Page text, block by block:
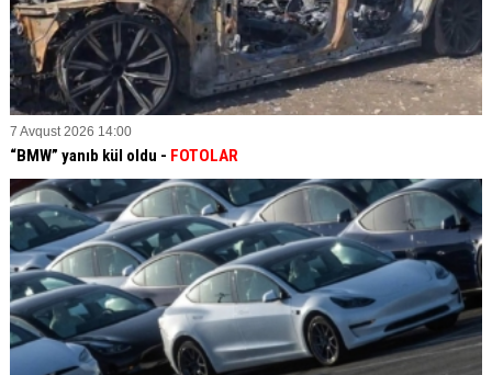
7 Avqust 2026 14:00
“BMW” yanıb kül oldu - FOTOLAR